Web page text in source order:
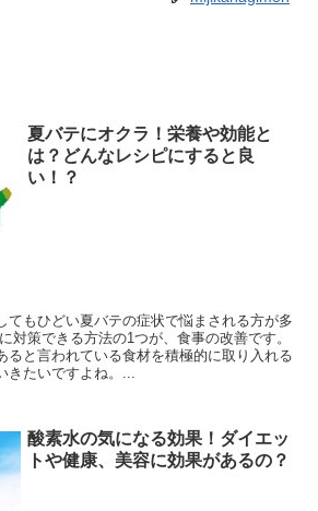
夏バテにオクラ！栄養や効能と
は？どんなレシピにすると良
い！？
てもひどい夏バテの症状で悩まされる方が多
対策できる方法の1つが、食事の改善です。
ると言われている食材を積極的に取り入れる
きたいですよね。...
酸素水の気になる効果！ダイエッ
トや健康、美容に効果があるの？